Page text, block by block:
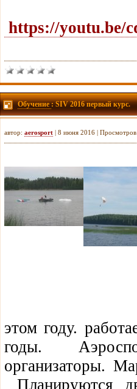
https://youtu.be/
Обучение: SIV 2016 первый курс.
автор: aerosport | 8 июня 2016 |
этом году.
годы.
организаторы.
Планируются